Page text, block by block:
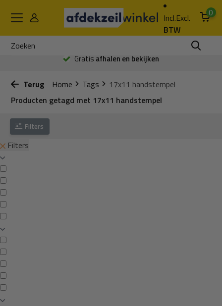
Incl.Excl.
BTW
0
Gratis afhalen en bekijken
Terug Home Tags
17x11 handstempel
Producten getagd met 17x11 handstempel
Filters
Filters